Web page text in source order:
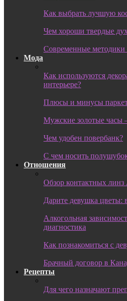
Как выбрать лучшую
Чем хороши твердые
Современные методики
Мода
Как используются
интерьере?
Плюсы и минусы
Мужские золотые часы
Чем удобен повербанк?
С чем носить
Отношения
Обзор контактных линз
Дарите девушка цветы:
Алкогольная
диагностика
Как познакомиться с
Брачный договор в
Рецепты
Для чего назначают